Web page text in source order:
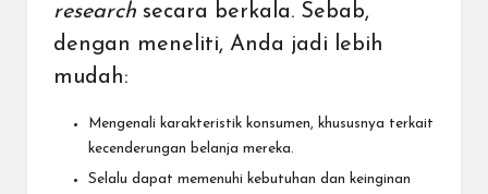
research secara berkala. Sebab,
dengan meneliti, Anda jadi lebih
mudah:
Mengenali karakteristik konsumen, khususnya terkait
kecenderungan belanja mereka.
Selalu dapat memenuhi kebutuhan dan keinginan